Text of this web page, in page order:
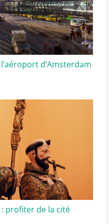
d’Amsterdam
profiter de la cité